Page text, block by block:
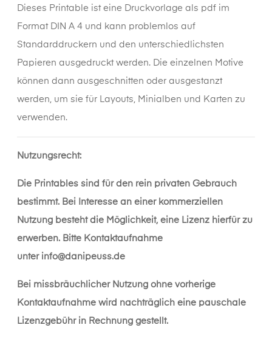
Dieses Printable ist eine Druckvorlage als pdf im
Format DIN A 4 und kann problemlos auf
Standarddruckern und den unterschiedlichsten
Papieren ausgedruckt werden. Die einzelnen Motive
können dann ausgeschnitten oder ausgestanzt
werden, um sie für Layouts, Minialben und Karten zu
verwenden.
Nutzungsrecht:
Die Printables sind für den rein privaten Gebrauch
bestimmt. Bei Interesse an einer kommerziellen
Nutzung besteht die Möglichkeit, eine Lizenz hierfür zu
erwerben. Bitte Kontaktaufnahme
unter info@danipeuss.de
Bei missbräuchlicher Nutzung ohne vorherige
Kontaktaufnahme wird nachträglich eine pauschale
Lizenzgebühr in Rechnung gestellt.